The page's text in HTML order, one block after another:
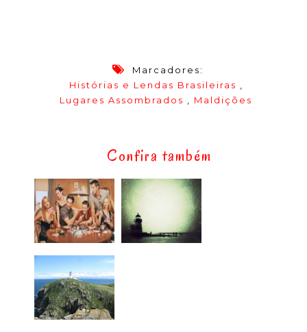
Marcadores:
Histórias e Lendas Brasileiras
Lugares Assombrados
Maldições
Confira também